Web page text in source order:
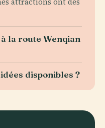
la route Wenqian
disponibles ?